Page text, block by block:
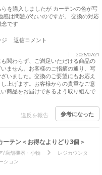
を購入しましたが カーテンの色が写
感は問題がないのですが。 交換の対応
です
返信コメント
2026/07/21
関わらず、ご満足いただける商品の
ません。お客様のご指摘の通り、写
いました。交換のご要望にもお応え
上げます。お客様からの貴重なご意
商品をお届けできるよう取り組んで
違反を報告 参考になった
テン＜お得なよりどり3個＞
/店舗機器・小物
レジカウンタ
ション